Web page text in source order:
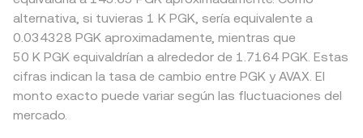
alternativa, si tuvieras 1 K PGK, sería equivalente a
0.034328 PGK aproximadamente, mientras que
50 K PGK equivaldrían a alrededor de 1.7164 PGK. Estas
cifras indican la tasa de cambio entre PGK y AVAX. El
monto exacto puede variar según las fluctuaciones del
mercado.